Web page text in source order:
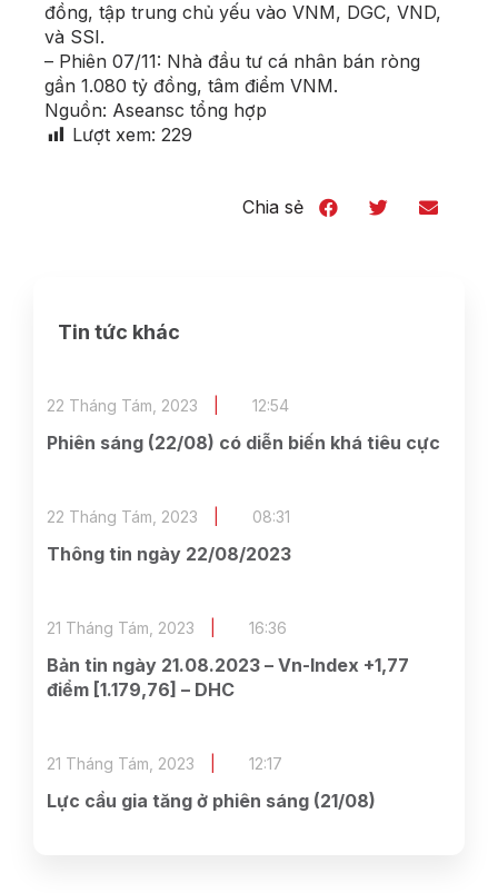
đồng, tập trung chủ yếu vào VNM, DGC, VND,
và SSI.
– Phiên 07/11: Nhà đầu tư cá nhân bán ròng
gần 1.080 tỷ đồng, tâm điểm VNM.
Nguồn: Aseansc tổng hợp
Lượt xem: 229
Chia sẻ
Tin tức khác
Phiên sáng (22/08) có diễn biến khá tiêu cực
22 Tháng Tám, 2023 12:54
Thông tin ngày 22/08/2023
22 Tháng Tám, 2023 08:31
Bản tin ngày 21.08.2023 – Vn-Index +1,77
điểm [1.179,76] – DHC
21 Tháng Tám, 2023 16:36
Lực cầu gia tăng ở phiên sáng (21/08)
21 Tháng Tám, 2023 12:17